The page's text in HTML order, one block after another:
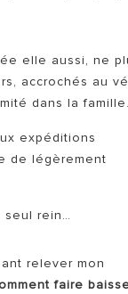
elle aussi, ne
accrochés au
dans la famille.
expéditions
de légèrement
seul rein…
relever mon
faire